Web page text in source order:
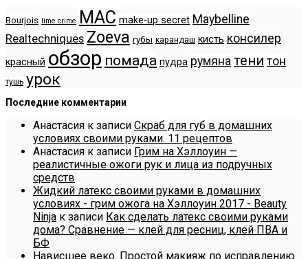
Bourjois lime crime MAC make-up secret Maybelline
Realtechniques Zoeva губы карандаш кисть консилер
красный обзор помада пудра румяна тени тон
тушь урок
Последние комментарии
Анастасия к записи Скраб для губ в домашних
условиях своими руками. 11 рецептов
Анастасия к записи Грим на Хэллоуин —
реалистичные ожоги рук и лица из подручных
средств
Жидкий латекс своими руками в домашних
условиях - грим ожога на Хэллоуин 2017 - Beauty
Ninja к записи Как сделать латекс своими руками
дома? Сравнение — клей для ресниц, клей ПВА и
БФ
Нависшее веко. Простой макияж по исправлению